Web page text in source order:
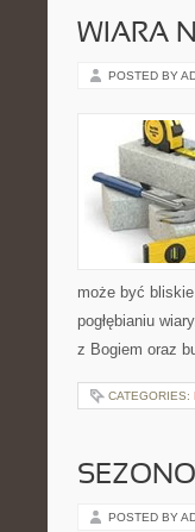
WIARA
POSTED BY
może być
pogłębianiu
z Bogiem oraz
CATEGORIES:
POSTED BY